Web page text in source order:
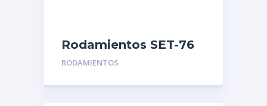
Rodamientos SET-76
387AS-382A | C30-
Trasera
RODAMIENTOS